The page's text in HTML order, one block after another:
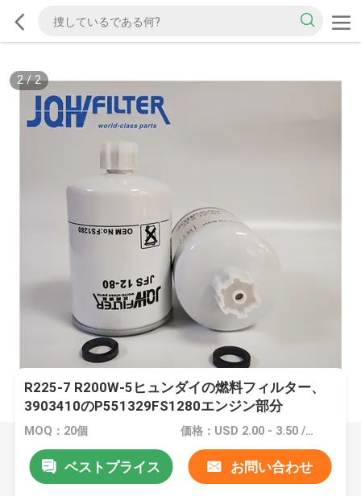
2/2
R225-7 R200W-5ヒュンダイの燃料フィルター、
3903410のP551329FS1280エンジン部分
MOQ：20個 価格：USD 2.00 - 3.50 /PC
ベストプライス お問い合わせ